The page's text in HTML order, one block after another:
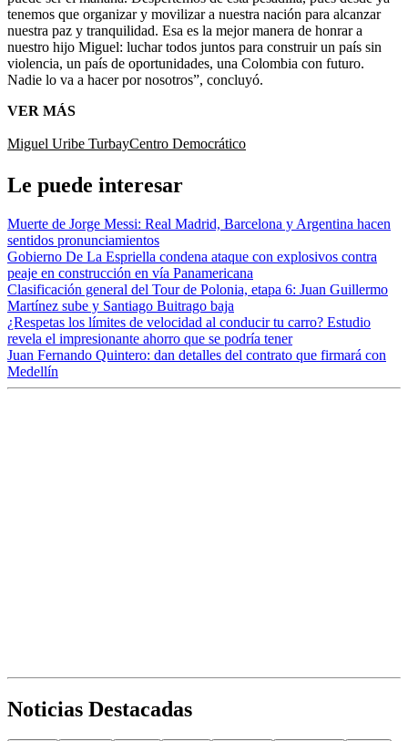
tenemos que organizar y movilizar a nuestra nación para alcanzar
nuestra paz y tranquilidad. Esa es la mejor manera de honrar a
nuestro hijo Miguel: luchar todos juntos para construir un país sin
violencia, un país de oportunidades, una Colombia con futuro.
Nadie lo va a hacer por nosotros”, concluyó.
VER MÁS
Miguel Uribe TurbayCentro Democrático
Le puede interesar
Muerte de Jorge Messi: Real Madrid, Barcelona y Argentina hacen
sentidos pronunciamientos
Gobierno De La Espriella condena ataque con explosivos contra
peaje en construcción en vía Panamericana
Clasificación general del Tour de Polonia, etapa 6: Juan Guillermo
Martínez sube y Santiago Buitrago baja
¿Respetas los límites de velocidad al conducir tu carro? Estudio
revela el impresionante ahorro que se podría tener
Juan Fernando Quintero: dan detalles del contrato que firmará con
Medellín
Noticias Destacadas